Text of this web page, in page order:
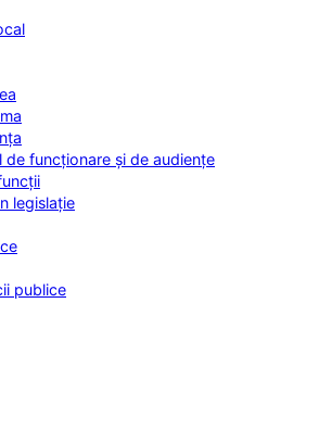
de funcționare și de audiențe
legislație
publice